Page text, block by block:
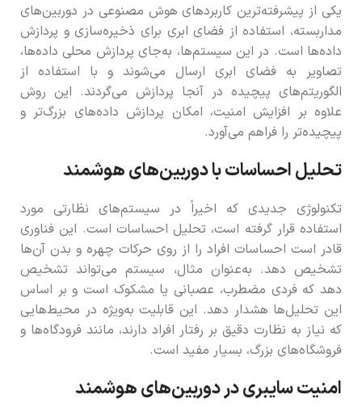
یکی از پیشرفته‌ترین کاربردهای هوش مصنوعی در دوربین‌های
مداربسته، استفاده از فضای ابری برای ذخیره‌سازی و پردازش
داده‌ها است. در این سیستم‌ها، به‌جای پردازش محلی داده‌ها،
تصاویر به فضای ابری ارسال می‌شوند و با استفاده از
الگوریتم‌های پیچیده در آنجا پردازش می‌گردند. این روش
علاوه بر افزایش امنیت، امکان پردازش داده‌های بزرگ‌تر و
پیچیده‌تر را فراهم می‌آورد.
تحلیل احساسات با دوربین‌های هوشمند
تکنولوژی جدیدی که اخیراً در سیستم‌های نظارتی مورد
استفاده قرار گرفته است، تحلیل احساسات است. این فناوری
قادر است احساسات افراد را از روی حرکات چهره و بدن آن‌ها
تشخیص دهد. به‌عنوان مثال، سیستم می‌تواند تشخیص
دهد که فردی مضطرب، عصبانی یا مشکوک است و بر اساس
این تحلیل‌ها هشدار دهد. این قابلیت به‌ویژه در محیط‌هایی
که نیاز به نظارت دقیق بر رفتار افراد دارند، مانند فرودگاه‌ها و
فروشگاه‌های بزرگ، بسیار مفید است.
امنیت سایبری در دوربین‌های هوشمند